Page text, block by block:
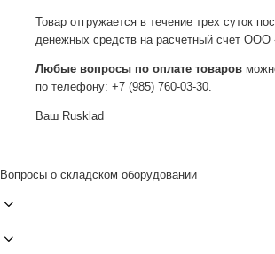
Товар отгружается в течение трех суток
денежных средств на расчетный счет
Любые вопросы по оплате товаров
по телефону: +7 (985) 760-03-30.
Ваш Rusklad
Вопросы о складском оборудовании